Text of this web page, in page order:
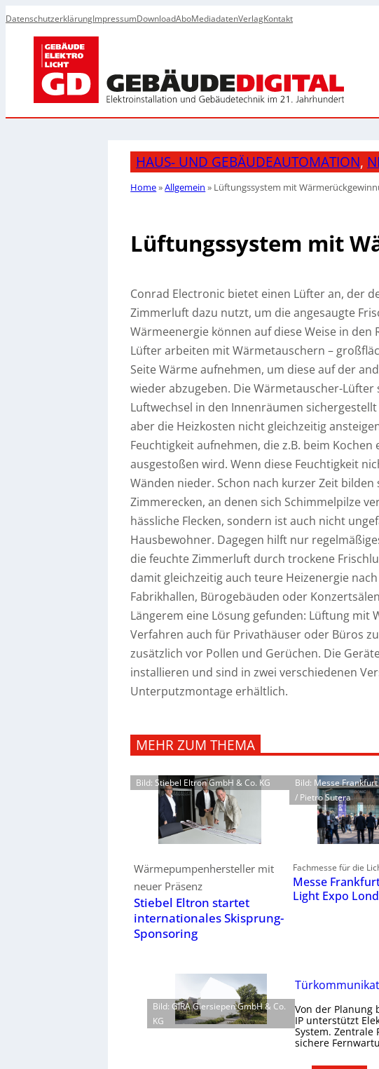
DatenschutzerklärungImpressumDownloadAboMediadatenVerlagKontakt
HAUS- UND GEBÄUDEAUTOMATION,
Home»Allgemein » Lüftungssystem mit
Lüftungssystem mit
Conrad Electronic bietet einen Lüfter an, der
Zimmerluft dazu nutzt, um die angesaugte
Wärmeenergie können auf diese Weise in
Lüfter arbeiten mit Wärmetauschern –
Seite Wärme aufnehmen, um diese auf der
wieder abzugeben. Die Wärmetauscher-
Luftwechsel in den Innenräumen
aber die Heizkosten nicht gleichzeitig
Feuchtigkeit aufnehmen, die z.B. beim
ausgestoßen wird. Wenn diese Feuchtigkeit
Wänden nieder. Schon nach kurzer Zeit
Zimmerecken, an denen sich Schimmelpilze
hässliche Flecken, sondern ist auch nicht
Hausbewohner. Dagegen hilft nur
die feuchte Zimmerluft durch trockene
damit gleichzeitig auch teure Heizenergie
Fabrikhallen, Bürogebäuden oder
Längerem eine Lösung gefunden: Lüftung mit
Verfahren auch für Privathäuser oder Büros
zusätzlich vor Pollen und Gerüchen. Die
installieren und sind in zwei verschiedenen
Unterputzmontage erhältlich.
MEHR ZUM THEMA
Bild: Stiebel Eltron GmbH & Co. KG
Wärmepumpenhersteller mit
neuer Präsenz
Stiebel Eltron startet
internationales Skisprung-
Sponsoring
Bild: Messe
/ Pietro Sutera
Fachmesse für die
Messe
Light Expo
Bild: GIRA Giersiepen GmbH & Co.
KG
Von der Planung
IP unterstützt
System.
sichere